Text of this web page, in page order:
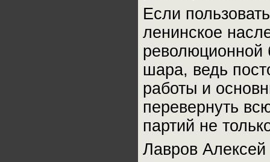
Если
ленинское
революционной
шара, ведь
работы и
перевернуть
партий не
Лавров Алексей